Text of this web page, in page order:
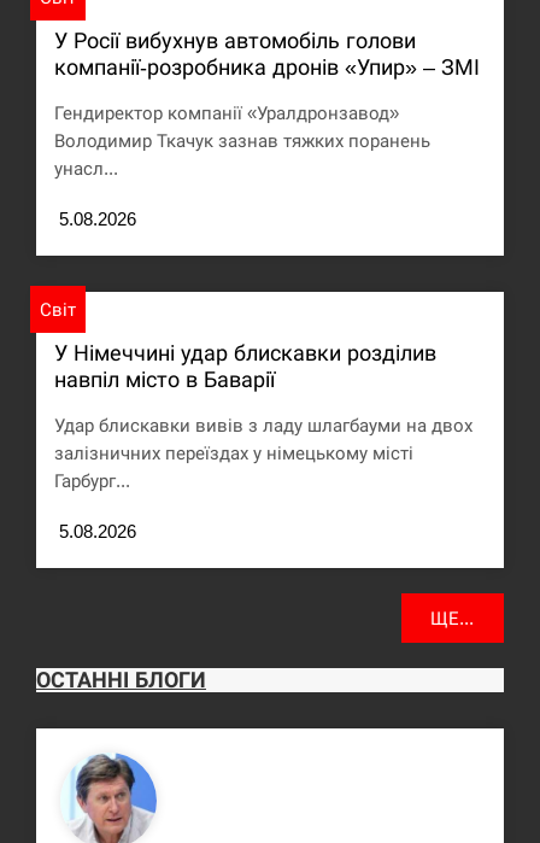
СЕРПЕНЬ
11:23
есть пострадавшие
У Росії вибухнув автомобіль голови
компанії-розробника дронів «Упир» – ЗМІ
Гендиректор компанії «Уралдронзавод»
Володимир Ткачук зазнав тяжких поранень
унасл...
5.08.2026
Світ
У Німеччині удар блискавки розділив
навпіл місто в Баварії
Удар блискавки вивів з ладу шлагбауми на двох
залізничних переїздах у німецькому місті
Гарбург...
5.08.2026
ЩЕ...
ОСТАННІ БЛОГИ